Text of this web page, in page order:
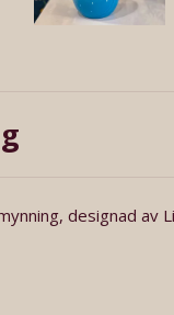
designad av